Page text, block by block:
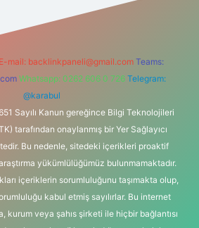
E-mail: backlinkpaneli@gmail.com Teams:
Whatsapp: 0262 606 0 726 Telegram:
@karabul
Sayılı Kanun gereğince Bilgi Teknolojileri
tarafından onaylanmış bir Yer Sağlayıcı
Bu nedenle, sitedeki içerikleri proaktif
yükümlülüğümüz bulunmamaktadır.
içeriklerin sorumluluğunu taşımakta olup,
kabul etmiş sayılırlar. Bu internet
kurum veya şahıs şirketi ile hiçbir bağlantısı